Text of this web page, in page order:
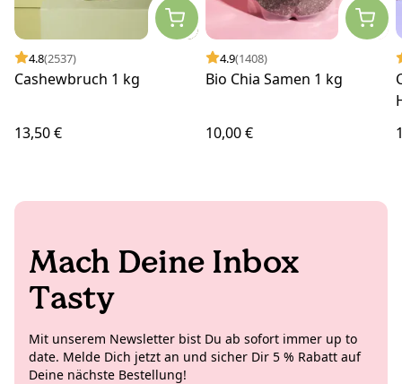
4.8(2537)
Cashewbruch 1 kg
13,50 €
4.9(1408)
Bio Chia Samen 1 kg
10,00 €
Mach Deine Inbox
Tasty
Mit unserem Newsletter bist Du ab sofort immer up to
date. Melde Dich jetzt an und sicher Dir 5 % Rabatt auf
Deine nächste Bestellung!